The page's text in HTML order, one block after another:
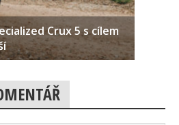
Crux 5 s cílem